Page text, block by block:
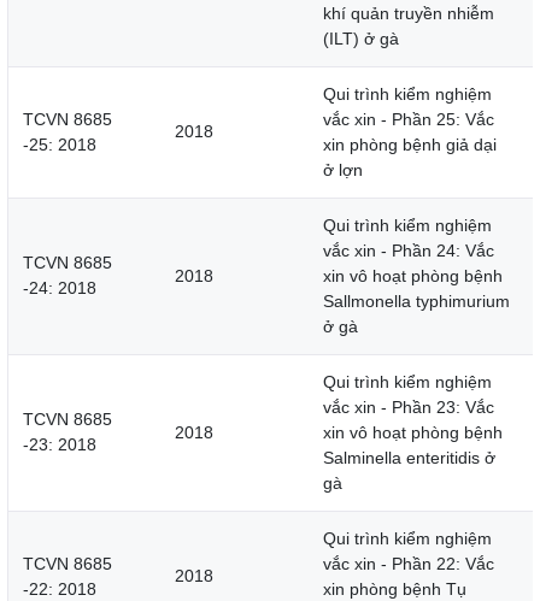
khí quản truyền nhiễm
(ILT) ở gà
TCVN 8685
-25: 2018
2018
Qui trình kiểm nghiệm
vắc xin - Phần 25: Vắc
xin phòng bệnh giả dại
ở lợn
TCVN 8685
-24: 2018
2018
Qui trình kiểm nghiệm
vắc xin - Phần 24: Vắc
xin vô hoạt phòng bệnh
Sallmonella typhimurium
ở gà
TCVN 8685
-23: 2018
2018
Qui trình kiểm nghiệm
vắc xin - Phần 23: Vắc
xin vô hoạt phòng bệnh
Salminella enteritidis ở
gà
TCVN 8685
-22: 2018
2018
Qui trình kiểm nghiệm
vắc xin - Phần 22: Vắc
xin phòng bệnh Tụ